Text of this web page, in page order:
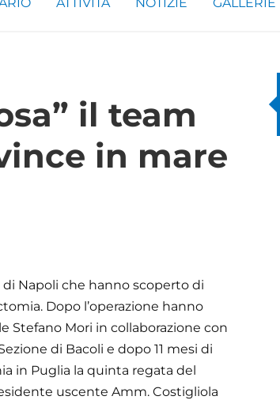
il team
in mare
di Napoli che hanno scoperto di
Dopo l’operazione hanno
Stefano Mori in collaborazione con
di Bacoli e dopo 11 mesi di
in Puglia la quinta regata del
uscente Amm. Costigliola